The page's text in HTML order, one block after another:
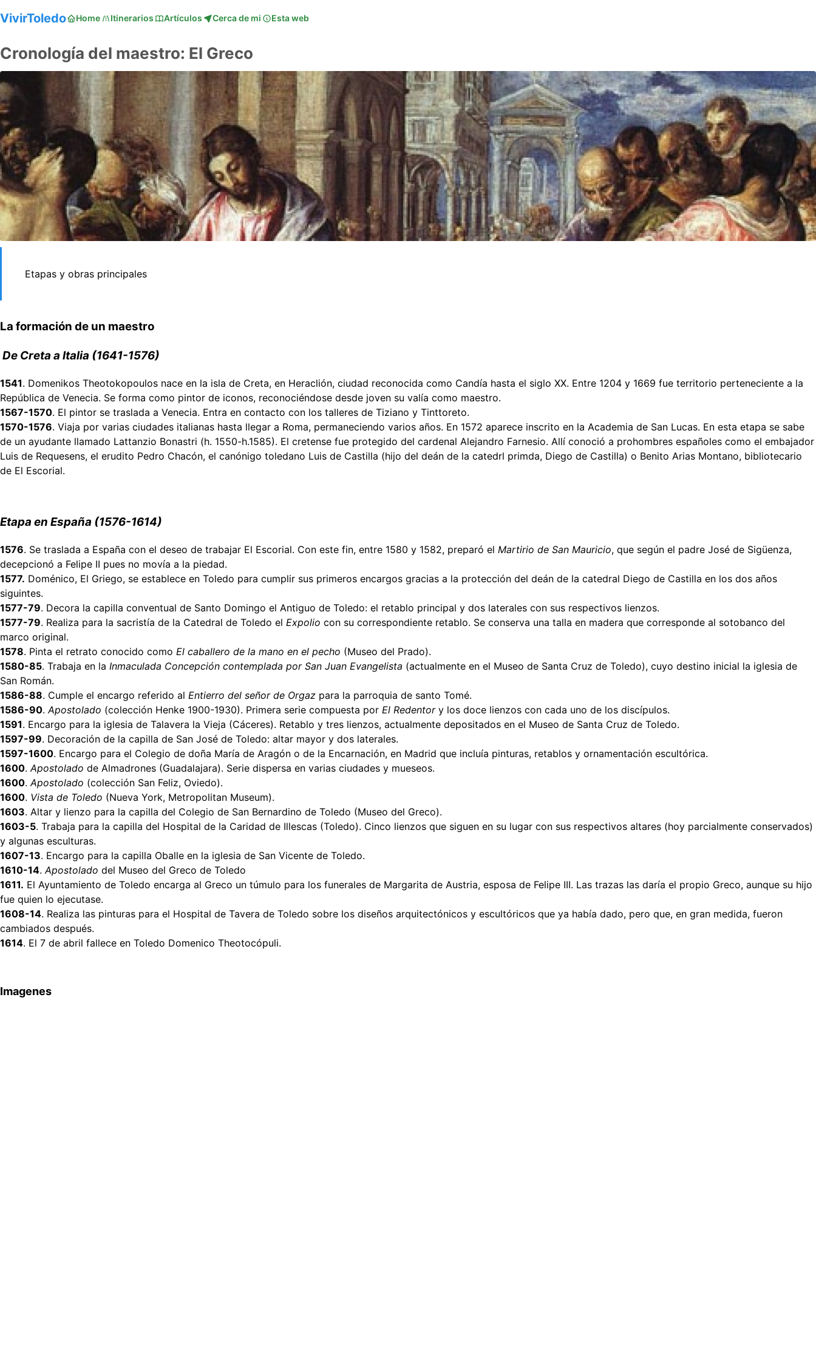
VivirToledo Home Itinerarios Artículos Cerca de mi Esta web
Cronología del maestro: El Greco
Etapas y obras principales
La formación de un maestro
De Creta a Italia (1641-1576)
1541. Domenikos Theotokopoulos nace en la isla de Creta, en Heraclión, ciudad reconocida como Candía hasta el siglo XX. Entre 1204 y 1669 fue territorio perteneciente a la
República de Venecia. Se forma como pintor de iconos, reconociéndose desde joven su valía como maestro.
1567-1570. El pintor se traslada a Venecia. Entra en contacto con los talleres de Tiziano y Tinttoreto.
1570-1576. Viaja por varias ciudades italianas hasta llegar a Roma, permaneciendo varios años. En 1572 aparece inscrito en la Academia de San Lucas. En esta etapa se sabe
de un ayudante llamado Lattanzio Bonastri (h. 1550-h.1585). El cretense fue protegido del cardenal Alejandro Farnesio. Allí conoció a prohombres españoles como el embajador
Luis de Requesens, el erudito Pedro Chacón, el canónigo toledano Luis de Castilla (hijo del deán de la catedrl primda, Diego de Castilla) o Benito Arias Montano, bibliotecario
de El Escorial.
Etapa en España (1576-1614)
1576. Se traslada a España con el deseo de trabajar El Escorial. Con este fin, entre 1580 y 1582, preparó el Martirio de San Mauricio, que según el padre José de Sigüenza,
decepcionó a Felipe II pues no movía a la piedad.
1577. Doménico, El Griego, se establece en Toledo para cumplir sus primeros encargos gracias a la protección del deán de la catedral Diego de Castilla en los dos años
siguintes.
1577-79. Decora la capilla conventual de Santo Domingo el Antiguo de Toledo: el retablo principal y dos laterales con sus respectivos lienzos.
1577-79. Realiza para la sacristía de la Catedral de Toledo el Expolio con su correspondiente retablo. Se conserva una talla en madera que corresponde al sotobanco del
marco original.
1578. Pinta el retrato conocido como El caballero de la mano en el pecho (Museo del Prado).
1580-85. Trabaja en la Inmaculada Concepción contemplada por San Juan Evangelista (actualmente en el Museo de Santa Cruz de Toledo), cuyo destino inicial la iglesia de
San Román.
1586-88. Cumple el encargo referido al Entierro del señor de Orgaz para la parroquia de santo Tomé.
1586-90.Apostolado (colección Henke 1900-1930). Primera serie compuesta por El Redentory los doce lienzos con cada uno de los discípulos.
1591. Encargo para la iglesia de Talavera la Vieja (Cáceres). Retablo y tres lienzos, actualmente depositados en el Museo de Santa Cruz de Toledo.
1597-99. Decoración de la capilla de San José de Toledo: altar mayor y dos laterales.
1597-1600. Encargo para el Colegio de doña María de Aragón o de la Encarnación, en Madrid que incluía pinturas, retablos y ornamentación escultórica.
1600.Apostolado de Almadrones (Guadalajara). Serie dispersa en varias ciudades y mueseos.
1600.Apostolado (colección San Feliz, Oviedo).
1600. Vista de Toledo (Nueva York, Metropolitan Museum).
1603. Altar y lienzo para la capilla del Colegio de San Bernardino de Toledo (Museo del Greco).
1603-5. Trabaja para la capilla del Hospital de la Caridad de Illescas (Toledo). Cinco lienzos que siguen en su lugar con sus respectivos altares (hoy parcialmente conservados)
y algunas esculturas.
1607-13. Encargo para la capilla Oballe en la iglesia de San Vicente de Toledo.
1610-14.Apostolado del Museo del Greco de Toledo
1611. El Ayuntamiento de Toledo encarga al Greco un túmulo para los funerales de Margarita de Austria, esposa de Felipe III. Las trazas las daría el propio Greco, aunque su hijo
fue quien lo ejecutase.
1608-14. Realiza las pinturas para el Hospital de Tavera de Toledo sobre los diseños arquitectónicos y escultóricos que ya había dado, pero que, en gran medida, fueron
cambiados después.
1614. El 7 de abril fallece en Toledo Domenico Theotocópuli.
Imagenes